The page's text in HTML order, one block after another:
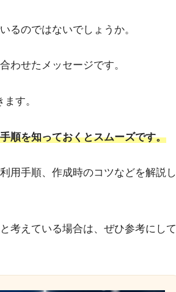
るのではないでしょうか。
わせたメッセージです。
す。
順を知っておくとスムーズです。
用手順、作成時のコツなどを解説し
考えている場合は、ぜひ参考にして